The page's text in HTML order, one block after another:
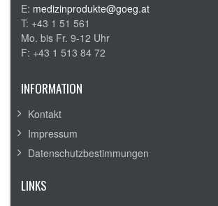
E: medizinprodukte@goeg.at
T: +43 1 51 561
Mo. bis Fr. 9-12 Uhr
F: +43 1 513 84 72
INFORMATION
Kontakt
Impressum
Datenschutzbestimmungen
LINKS